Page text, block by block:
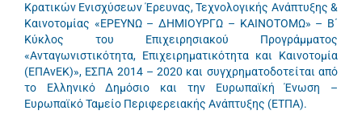
Κρατικών Ενισχύσεων Έρευνας, Τεχνολογικής Ανάπτυξης &
Καινοτομίας «ΕΡΕΥΝΩ – ΔΗΜΙΟΥΡΓΩ – ΚΑΙΝΟΤΟΜΩ» – Β΄
Κύκλος του Επιχειρησιακού Προγράμματος
«Ανταγωνιστικότητα, Επιχειρηματικότητα και Καινοτομία
(ΕΠΑνΕΚ)», ΕΣΠΑ 2014 – 2020 και συγχρηματοδοτείται από
το Ελληνικό Δημόσιο και την Ευρωπαϊκή Ένωση –
Ευρωπαϊκό Ταμείο Περιφερειακής Ανάπτυξης (ΕΤΠΑ).